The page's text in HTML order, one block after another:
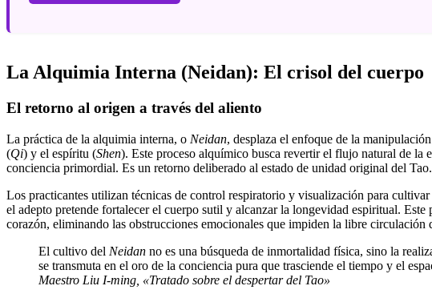
La Alquimia Interna (Neidan): El crisol del cuerpo
El retorno al origen a través del aliento
La práctica de la alquimia interna, o Neidan, desplaza el enfoque de la
(Qi) y el espíritu (Shen). Este proceso alquímico busca revertir el flujo natural de la
conciencia primordial. Es un retorno deliberado al estado de unidad original del Tao.
Los practicantes utilizan técnicas de control respiratorio y visualización para cultivar
el adepto pretende fortalecer el cuerpo sutil y alcanzar la longevidad espiritual.
corazón, eliminando las obstrucciones emocionales que impiden la libre circulación
El cultivo del Neidan no es una búsqueda de inmortalidad física, sino la
se transmuta en el oro de la conciencia pura que trasciende el tiempo y el
Maestro Liu I-ming, «Tratado sobre el despertar del Tao»